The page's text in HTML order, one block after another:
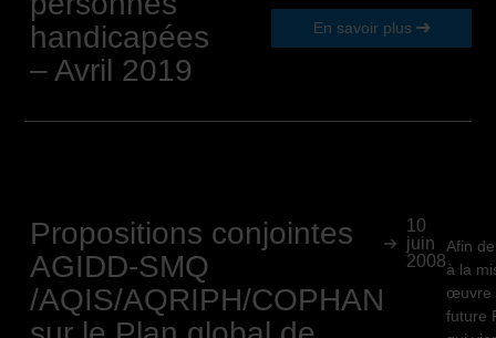
handicapées
– Avril 2019
En savoir plus
Propositions conjointes
AGIDD-SMQ
/AQIS/AQRIPH/COPHAN
10
juin
2008
Afin
à la
œuvre
future